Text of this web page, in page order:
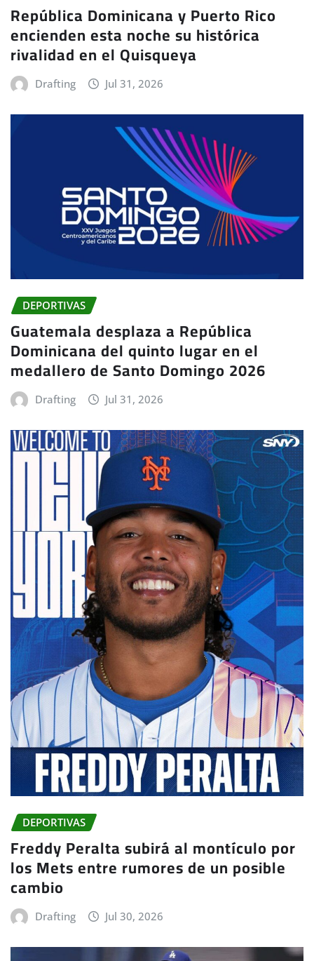
República Dominicana y Puerto Rico
encienden esta noche su histórica
rivalidad en el Quisqueya
Drafting Jul 31, 2026
DEPORTIVAS
Guatemala desplaza a República
Dominicana del quinto lugar en el
medallero de Santo Domingo 2026
Drafting Jul 31, 2026
DEPORTIVAS
Freddy Peralta subirá al montículo por
los Mets entre rumores de un posible
cambio
Drafting Jul 30, 2026